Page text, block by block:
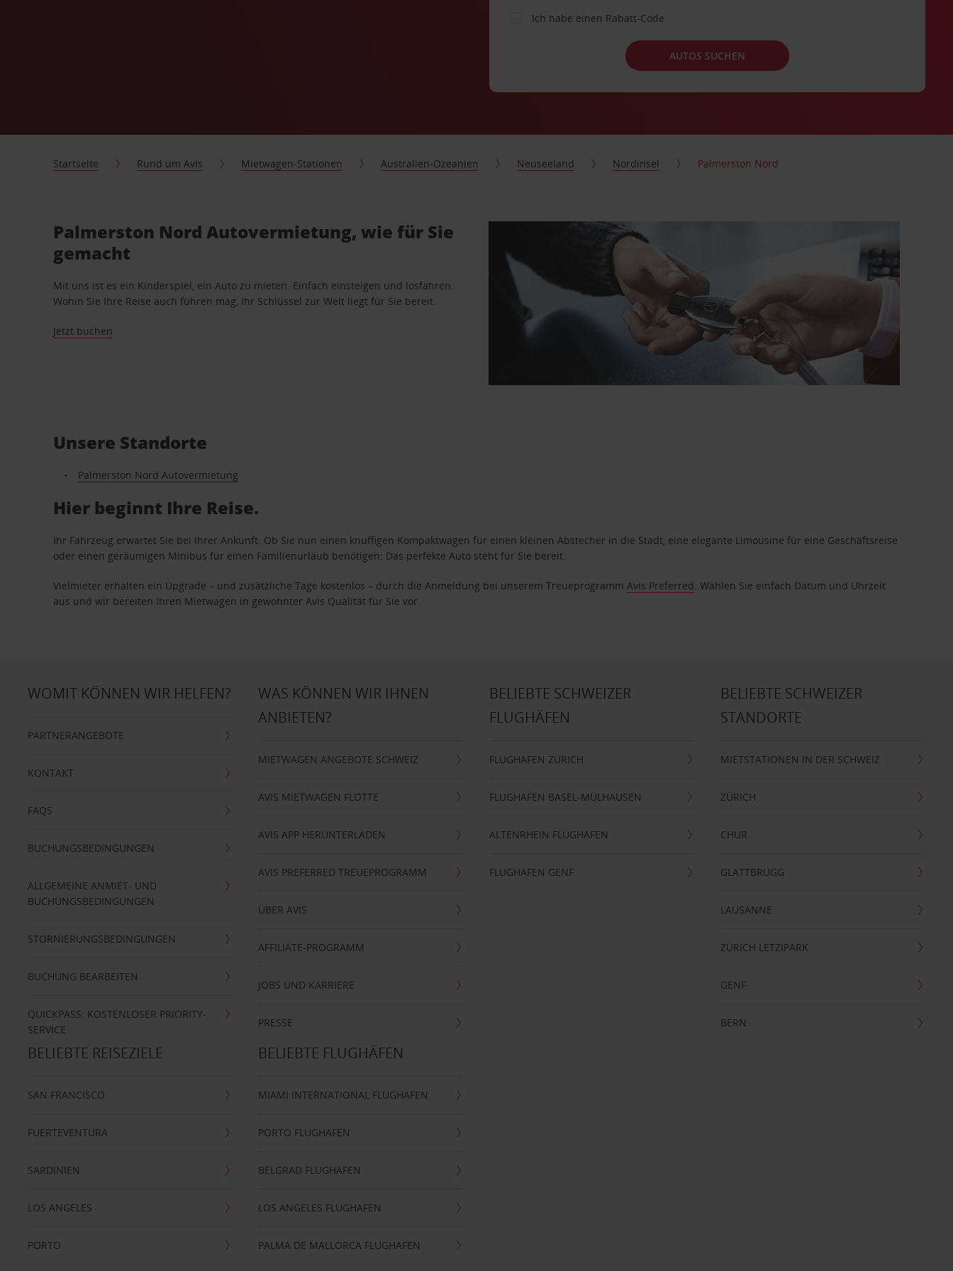
Ich habe einen Rabatt-Code
AUTOS SUCHEN
Startseite Rund um Avis Mietwagen-Stationen Australien-Ozeanien Neuseeland Nordinsel Palmerston Nord
Palmerston Nord Autovermietung, wie für Sie
gemacht
Mit uns ist es ein Kinderspiel, ein Auto zu mieten. Einfach einsteigen und losfahren.
Wohin Sie Ihre Reise auch führen mag, Ihr Schlüssel zur Welt liegt für Sie bereit.
Jetzt buchen
Unsere Standorte
Palmerston Nord Autovermietung
Hier beginnt Ihre Reise.
Ihr Fahrzeug erwartet Sie bei Ihrer Ankunft. Ob Sie nun einen knuffigen Kompaktwagen für einen kleinen Abstecher in die Stadt, eine elegante Limousine für eine Geschäftsreise
oder einen geräumigen Minibus für einen Familienurlaub benötigen: Das perfekte Auto steht für Sie bereit.
Vielmieter erhalten ein Upgrade – und zusätzliche Tage kostenlos – durch die Anmeldung bei unserem TreueprogrammAvis Preferred. Wählen Sie einfach Datum und Uhrzeit
aus und wir bereiten Ihren Mietwagen in gewohnter Avis Qualität für Sie vor.
WOMIT KÖNNEN WIR HELFEN?
PARTNERANGEBOTE
KONTAKT
FAQS
BUCHUNGSBEDINGUNGEN
ALLGEMEINE ANMIET- UND
BUCHUNGSBEDINGUNGEN
STORNIERUNGSBEDINGUNGEN
BUCHUNG BEARBEITEN
QUICKPASS: KOSTENLOSER PRIORITY-
SERVICE
WAS KÖNNEN WIR IHNEN
ANBIETEN?
MIETWAGEN ANGEBOTE SCHWEIZ
AVIS MIETWAGEN FLOTTE
AVIS APP HERUNTERLADEN
AVIS PREFERRED TREUEPROGRAMM
ÜBER AVIS
AFFILIATE-PROGRAMM
JOBS UND KARRIERE
PRESSE
BELIEBTE SCHWEIZER
FLUGHÄFEN
FLUGHAFEN ZÜRICH
FLUGHAFEN BASEL-MÜLHAUSEN
ALTENRHEIN FLUGHAFEN
FLUGHAFEN GENF
BELIEBTE SCHWEIZER
STANDORTE
MIETSTATIONEN IN DER SCHWEIZ
ZÜRICH
CHUR
GLATTBRUGG
LAUSANNE
ZÜRICH LETZIPARK
GENF
BERN
BELIEBTE REISEZIELE
SAN FRANCISCO
FUERTEVENTURA
SARDINIEN
LOS ANGELES
PORTO
BELIEBTE FLUGHÄFEN
MIAMI INTERNATIONAL FLUGHAFEN
PORTO FLUGHAFEN
BELGRAD FLUGHAFEN
LOS ANGELES FLUGHAFEN
PALMA DE MALLORCA FLUGHAFEN